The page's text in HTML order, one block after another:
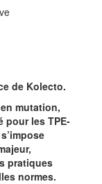
de Kolecto.
mutation,
pour les TPE-
pratiques
normes.